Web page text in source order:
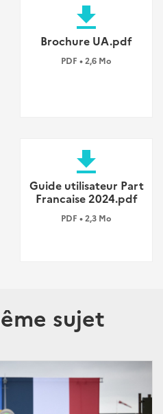
file_download
Brochure UA.pdf
PDF • 2,6 Mo
file_download
Guide utilisateur Part
Francaise 2024.pdf
PDF • 2,3 Mo
sujet